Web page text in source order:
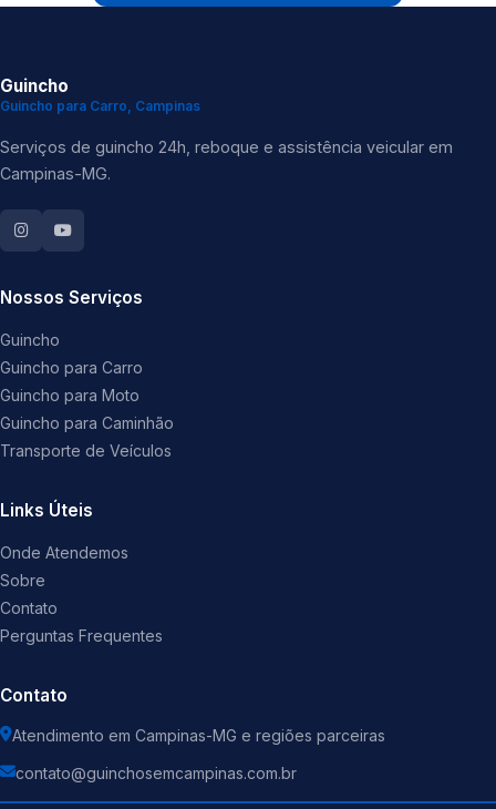
Guincho
Guincho para Carro, Campinas
Serviços de guincho 24h, reboque e assistência veicular em
Campinas-MG.
Nossos Serviços
Guincho
Guincho para Carro
Guincho para Moto
Guincho para Caminhão
Transporte de Veículos
Links Úteis
Onde Atendemos
Sobre
Contato
Perguntas Frequentes
Contato
Atendimento em Campinas-MG e regiões parceiras
contato@guinchosemcampinas.com.br